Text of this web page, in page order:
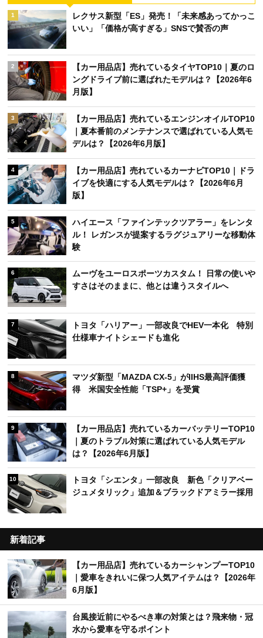
1
レクサス新型「ES」発売！「未来感あってかっこ
いい」「価格が高すぎる」SNSで賛否の声
2
【カー用品店】売れているタイヤTOP10｜夏のロ
ングドライブ前に選ばれたモデルは？【2026年6
月版】
3
【カー用品店】売れているエンジンオイルTOP10
｜夏本番前のメンテナンスで選ばれている人気モ
デルは？【2026年6月版】
4
【カー用品店】売れているカーナビTOP10｜ドラ
イブを快適にする人気モデルは？【2026年6月
版】
5
ハイエース「ファインテックツアラー」をレンタ
ル！ レガンスが提案するラグジュアリーな移動体
験
6
ムーヴをユーロスポーツカスタム！ 日常の使いや
すさはそのままに、他とは違うスタイルへ
7
トヨタ「ハリアー」一部改良でHEV一本化 特別
仕様車ナイトシェードも進化
8
マツダ新型「MAZDA CX-5」がIIHS最高評価獲
得 米国安全性能「TSP+」を受賞
9
【カー用品店】売れているカーバッテリーTOP10
｜夏のトラブル対策に選ばれている人気モデル
は？【2026年6月版】
10
トヨタ「シエンタ」一部改良 新色「クリアベー
ジュメタリック」追加＆ブラックドアミラー採用
新着記事
【カー用品店】売れているカーシャンプーTOP10
｜愛車をきれいに保つ人気アイテムは？【2026年
6月版】
台風接近前にやるべき車の対策とは？飛来物・冠
水から愛車を守るポイント